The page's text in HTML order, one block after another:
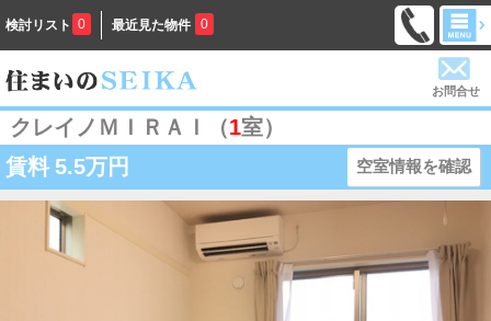
検討リスト 0 最近見た物件 0
お問合せ
クレイノＭＩＲＡＩ（1室）
賃料 5.5万円 空室情報を確認